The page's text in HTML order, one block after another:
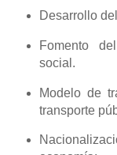
Desarrollo
Fomento
social.
Modelo de
transporte